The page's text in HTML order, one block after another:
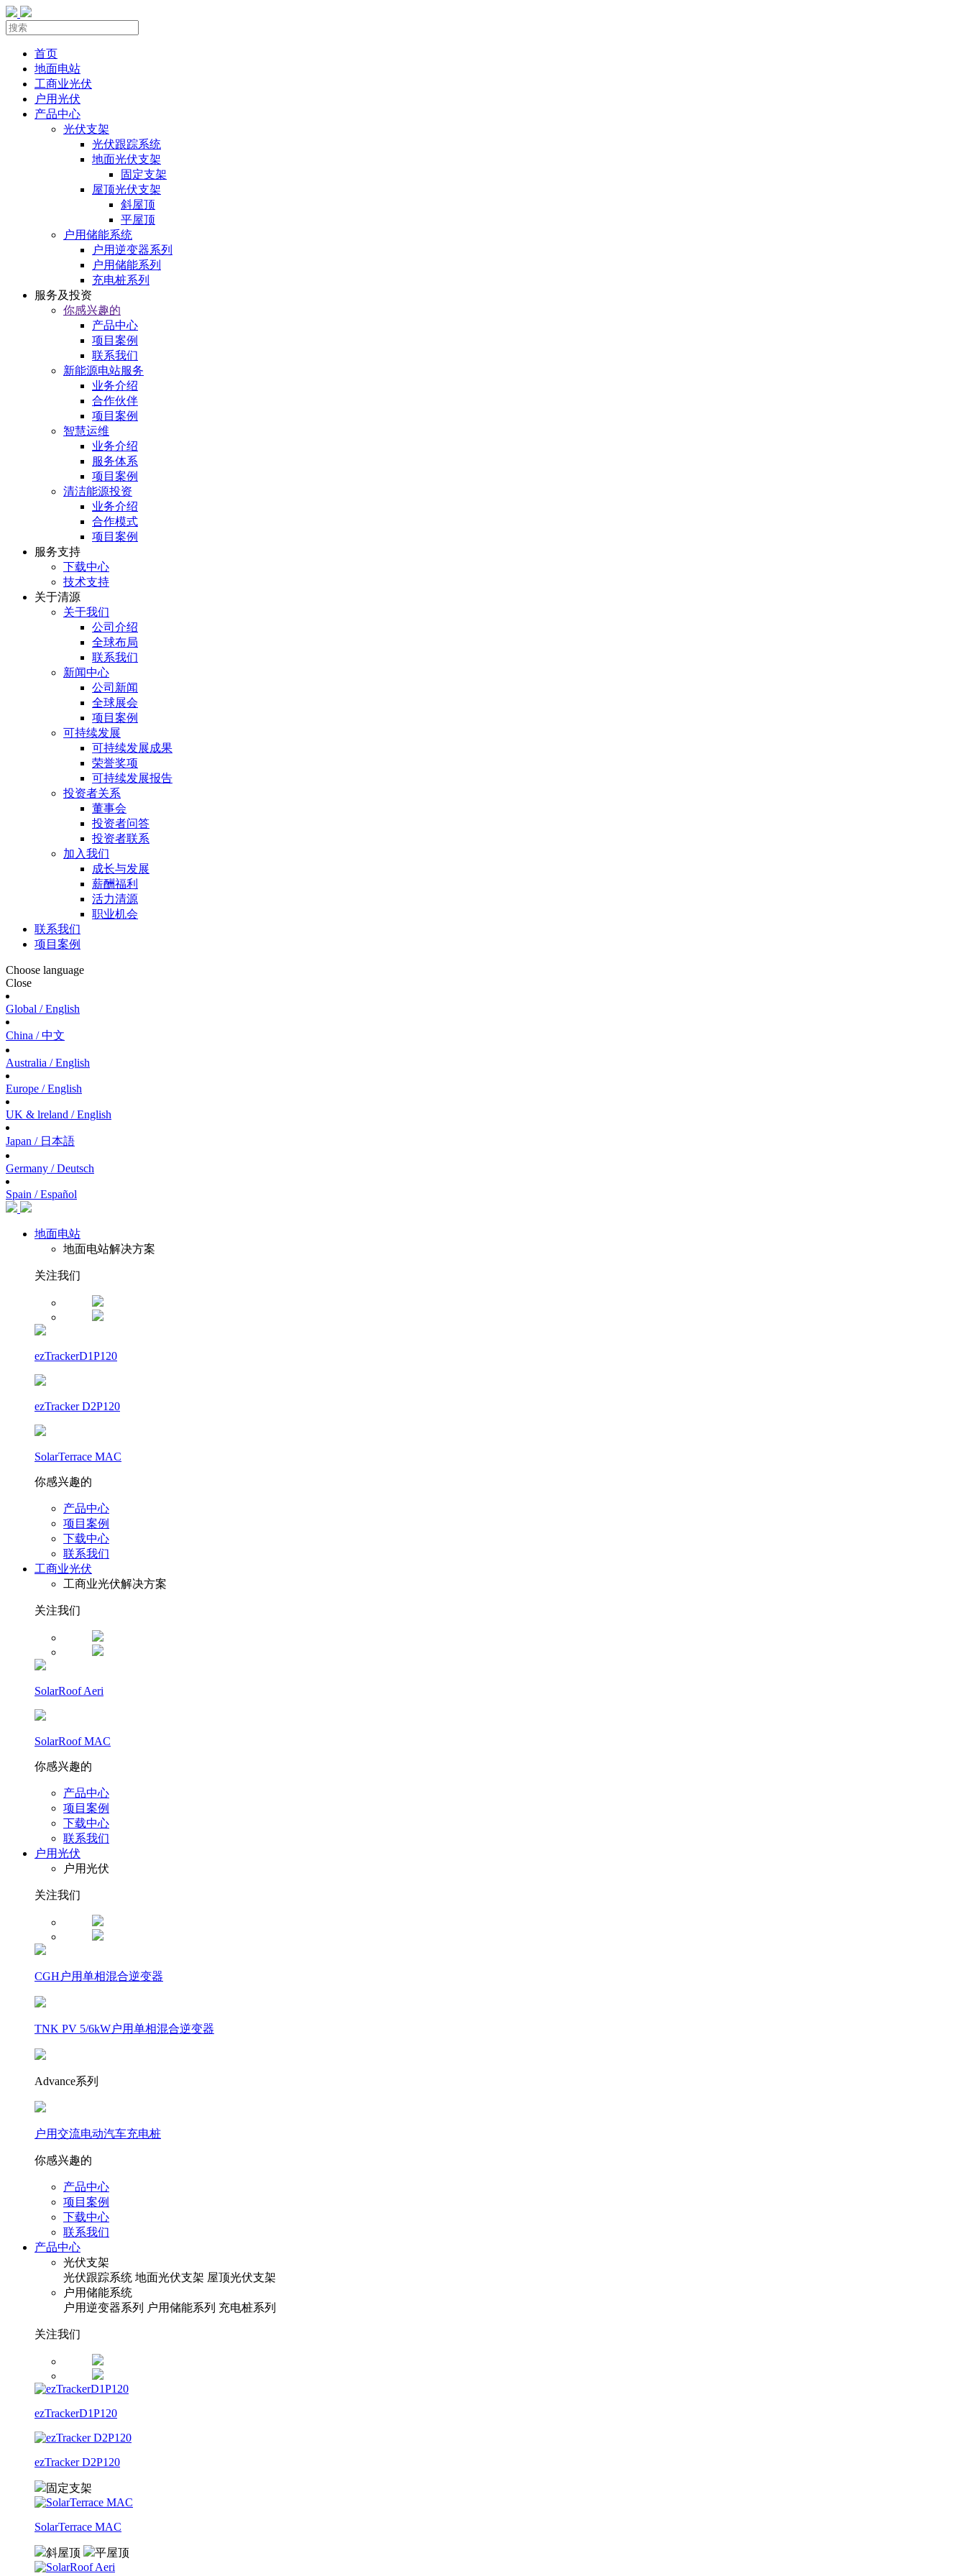
首页
地面电站
工商业光伏
户用光伏
产品中心
光伏支架
光伏跟踪系统
地面光伏支架
固定支架
屋顶光伏支架
斜屋顶
平屋顶
户用储能系统
户用逆变器系列
户用储能系列
充电桩系列
服务及投资
你感兴趣的
产品中心
项目案例
联系我们
新能源电站服务
业务介绍
合作伙伴
项目案例
智慧运维
业务介绍
服务体系
项目案例
清洁能源投资
业务介绍
合作模式
项目案例
服务⽀持
下载中心
技术支持
关于清源
关于我们
公司介绍
全球布局
联系我们
新闻中心
公司新闻
全球展会
项目案例
可持续发展
可持续发展成果
荣誉奖项
可持续发展报告
投资者关系
董事会
投资者问答
投资者联系
加入我们
成长与发展
薪酬福利
活力清源
职业机会
联系我们
项目案例
Choose language
Close
Global / English
China / 中文
Australia / English
Europe / English
UK & lreland / English
Japan / 日本語
Germany / Deutsch
Spain / Español
地面电站
地面电站解决方案
关注我们
ezTrackerD1P120
ezTracker D2P120
SolarTerrace MAC
你感兴趣的
产品中心
项目案例
下载中心
联系我们
工商业光伏
工商业光伏解决方案
关注我们
SolarRoof Aeri
SolarRoof MAC
你感兴趣的
产品中心
项目案例
下载中心
联系我们
户用光伏
户用光伏
关注我们
CGH户用单相混合逆变器
TNK PV 5/6kW户用单相混合逆变器
Advance系列
户用交流电动汽车充电桩
你感兴趣的
产品中心
项目案例
下载中心
联系我们
产品中心
光伏支架
光伏跟踪系统 地面光伏支架 屋顶光伏支架
户用储能系统
户用逆变器系列
户用储能系列 充电桩系列
关注我们
ezTrackerD1P120
ezTracker D2P120
固定支架
SolarTerrace MAC
斜屋顶 平屋顶